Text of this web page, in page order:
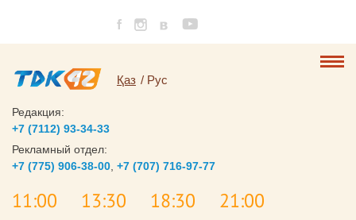
Қаз Рус
Редакция:
+7 (7112) 93-34-33
Рекламный отдел:
+7 (775) 906-38-00 +7 (707) 716-97-77
11:00 13:30 18:30 21:00